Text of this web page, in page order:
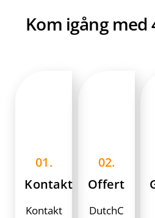
Kom igång med
01.
Kontakt
Kontakt
02.
Offert
DutchC